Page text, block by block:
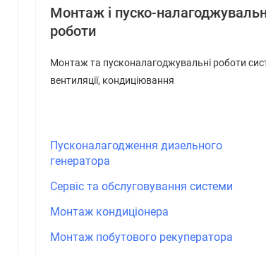
Монтаж і пуско-
роботи
Монтаж та пусконалагоджувальні роботи
вентиляції, кондиціювання
Пусконалагодження дизельного
генератора
Сервіс та обслуговування системи
Монтаж кондиціонера
Монтаж побутового рекуператора